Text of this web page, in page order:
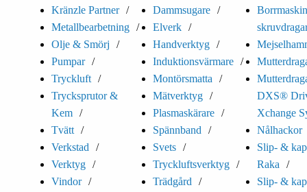
Kränzle Partner
Metallbearbetning
Olje & Smörj
Pumpar
Tryckluft
Trycksprutor &
Kem
Tvätt
Verkstad
Verktyg
Vindor
Dammsugare
Elverk
Handverktyg
Induktionsvärmare
Montörsmatta
Mätverktyg
Plasmaskärare
Spännband
Svets
Tryckluftsverktyg
Trädgård
DXS®
Xchange
Nålhackor
Slip- &
Raka
Slip- &